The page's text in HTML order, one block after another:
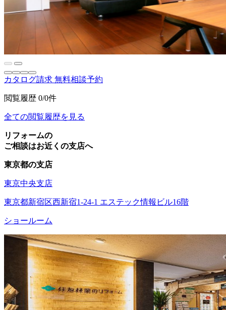
カタログ請求 無料相談予約
閲覧履歴 0/0件
全ての閲覧履歴を見る
リフォームの
ご相談はお近くの支店へ
東京都の支店
東京中央支店
東京都新宿区西新宿1-24-1 エステック情報ビル16階
ショールーム